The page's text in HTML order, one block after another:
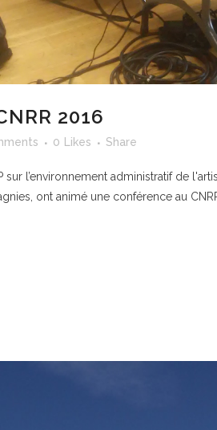
2016
0 Likes Share
l’environnement administratif de
ont animé une conférence au